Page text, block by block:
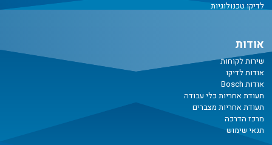
לדיקו טכנולוגיות
אודות
שירות לקוחות
אודות לדיקו
אודות Bosch
תעודת אחריות כלי עבודה
תעודת אחריות מצברים
מרכז הדרכה
תנאי שימוש